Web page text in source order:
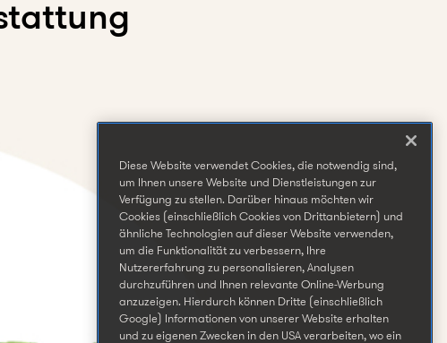
Diese Website verwendet Cookies, die notwendig sind,
um Ihnen unsere Website und Dienstleistungen zur
Verfügung zu stellen. Darüber hinaus möchten wir
Cookies (einschließlich Cookies von Drittanbietern) und
ähnliche Technologien auf dieser Website verwenden,
um die Funktionalität zu verbessern, Ihre
Nutzererfahrung zu personalisieren, Analysen
durchzuführen und Ihnen relevante Online-Werbung
anzuzeigen. Hierdurch können Dritte (einschließlich
Google) Informationen von unserer Website erhalten
und zu eigenen Zwecken in den USA verarbeiten, wo ein